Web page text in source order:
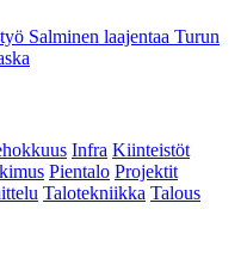
Salminen laajentaa Turun
Infra Kiinteistöt
Pientalo Projektit
Talotekniikka Talous